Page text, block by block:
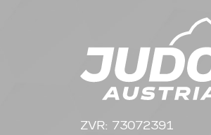
ZVR: 73072391